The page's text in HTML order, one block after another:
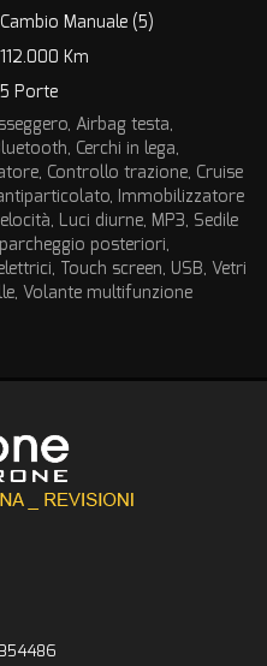
Cambio Manuale (5)
112.000 Km
5 Porte
Airbag testa,
Cerchi in lega,
Controllo trazione, Cruise
Immobilizzatore
Luci diurne, MP3, Sedile
posteriori,
Touch screen, USB, Vetri
Volante multifunzione